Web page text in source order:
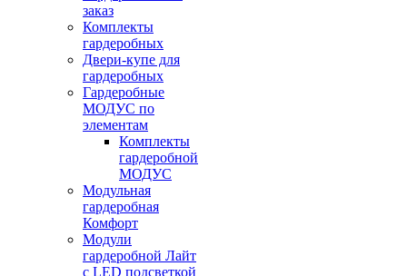
заказ
Комплекты
гардеробных
Двери-купе для
гардеробных
Гардеробные
МОДУС по
элементам
Комплекты
гардеробной
МОДУС
Модульная
гардеробная
Комфорт
Модули
гардеробной Лайт
с LED подсветкой